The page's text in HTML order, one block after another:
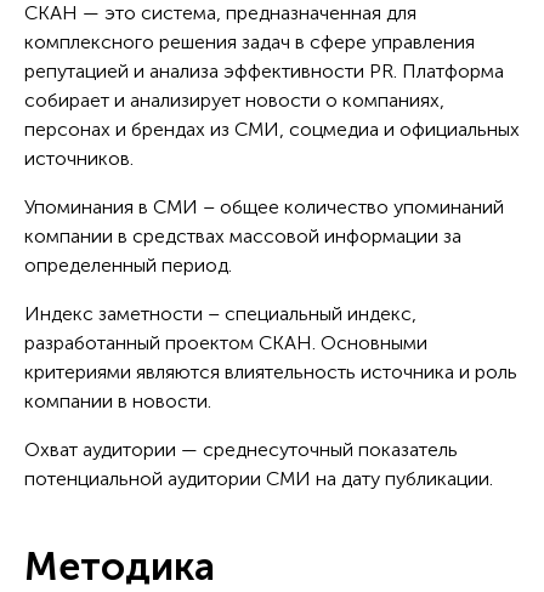
СКАН — это система, предназначенная для
комплексного решения задач в сфере управления
репутацией и анализа эффективности PR. Платформа
собирает и анализирует новости о компаниях,
персонах и брендах из СМИ, соцмедиа и официальных
источников.
Упоминания в СМИ – общее количество упоминаний
компании в средствах массовой информации за
определенный период.
Индекс заметности – специальный индекс,
разработанный проектом СКАН. Основными
критериями являются влиятельность источника и роль
компании в новости.
Охват аудитории — среднесуточный показатель
потенциальной аудитории СМИ на дату публикации.
Методика